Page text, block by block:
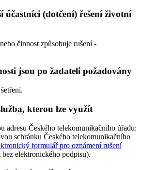
účastníci (dotčení) řešení životní
činnost způsobuje rušení -
jsou po žadateli požadovány
kterou lze využít
adresu Českého telekomunikačního úřadu:
schránku Českého telekomunikačního
formulář pro oznámení rušení
elektronického podpisu).